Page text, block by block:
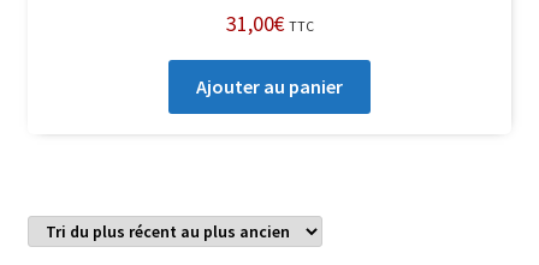
31,00€ TTC
Ajouter au panier